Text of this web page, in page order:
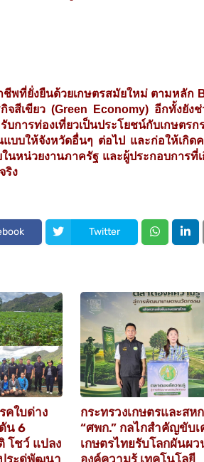
ชีพที่ยั่งยืนด้วยเกษตรสมัยใหม่ ตามหลัก
จสีเขียว (Green Economy) อีกทั้งยัง
ารท่องเที่ยวเป็นประโยชน์กับเกษตร
แบบให้จังหวัดอื่นๆ ต่อไป และก่อให้เกิ
นหน่วยงานภาครัฐ และผู้ประกอบการที่
ริง
Twitter
คใบด่าง
น 6
โชว์ แปลง
ระดู่พัฒนา
กระทรวงเกษตรและสห
“ศพก.” กลไกสำคัญขับ
เกษตรไทยรับโลกผันผว
องค์ความรู้ เทคโนโลยี